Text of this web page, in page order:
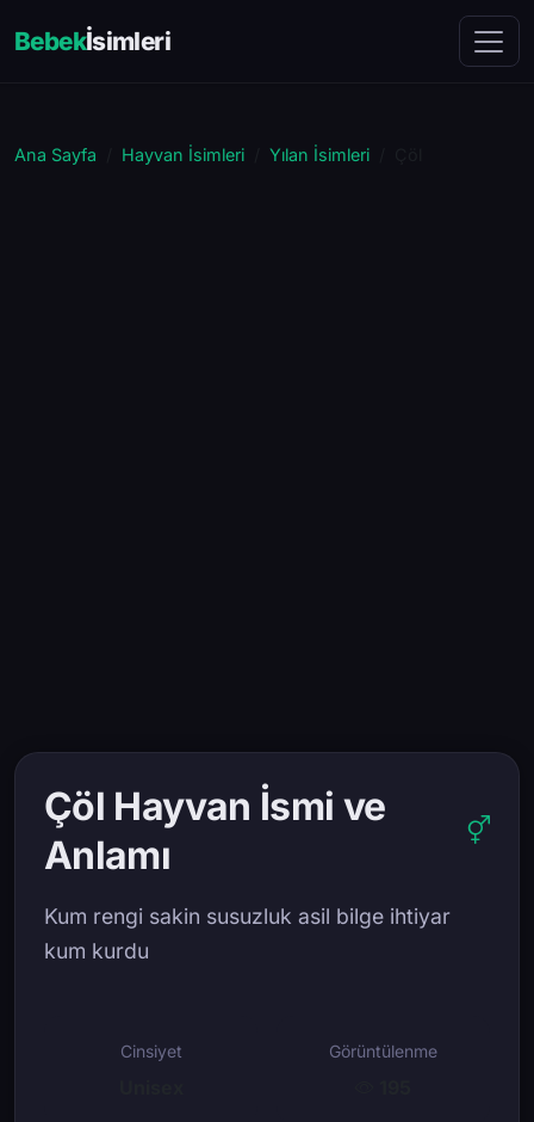
Bebekİsimleri
Ana Sayfa Hayvan İsimleri Yılan İsimleri
Çöl Hayvan İsmi ve
Anlamı
Kum rengi sakin susuzluk asil bilge ihtiyar
kum kurdu
Cinsiyet Görüntülenme